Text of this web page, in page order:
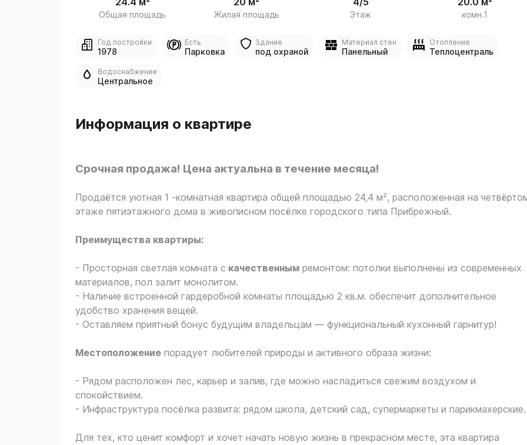
Общая площадь Жилая площадь Этаж комн.1
Год постройки
1978
Есть
Парковка
Здание
под охраной
Материал стен
Панельный
Отопление
Теплоцентраль
Водоснабжение
Центральное
Информация о квартире
Срочная продажа! Цена актуальна в течение месяца!
Продаётся уютная 1 -комнатная квартира общей площадью 24,4 м², расположенная на
этаже пятиэтажного дома в живописном посёлке городского типа Прибрежный.
Преимущества квартиры:
- Просторная светлая комната с качественным ремонтом: потолки выполнены из современных
материалов, пол залит монолитом.
- Наличие встроенной гардеробной комнаты площадью 2 кв.м. обеспечит дополнительное
удобство хранения вещей.
- Оставляем приятный бонус будущим владельцам — функциональный кухонный гарнитур!
Местоположение порадует любителей природы и активного образа жизни:
- Рядом расположен лес, карьер и залив, где можно насладиться свежим воздухом и
спокойствием.
- Инфраструктура посёлка развита: рядом школа, детский сад, супермаркеты и парикмахерские.
Для тех, кто ценит комфорт и хочет начать новую жизнь в прекрасном месте, эта квартира